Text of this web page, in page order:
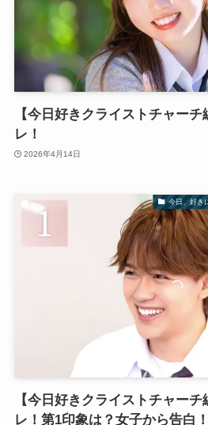
【今日好きクライストチャー
レ！
2026年4月14日
今日、好き
【今日好きクライストチャー
レ！第1印象は？女子から告白！